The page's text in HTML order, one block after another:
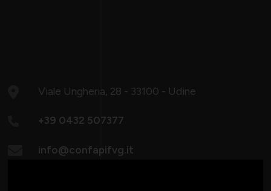
Viale Ungheria, 28 - 33100 - Udine
+39 0432 507377
info@confapifvg.it